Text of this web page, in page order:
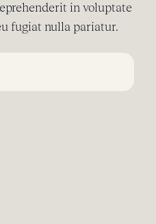
in voluptate
fugiat nulla pariatur.